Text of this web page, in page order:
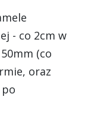
- co 2cm w
(co
oraz